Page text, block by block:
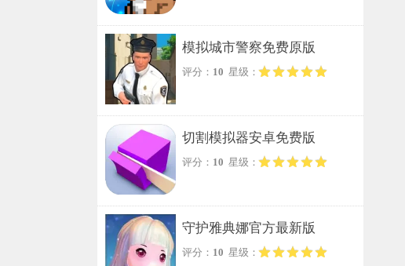
模拟城市警察免费原版
评分： 10 星级：
切割模拟器安卓免费版
评分： 10 星级：
守护雅典娜官方最新版
评分： 10 星级：